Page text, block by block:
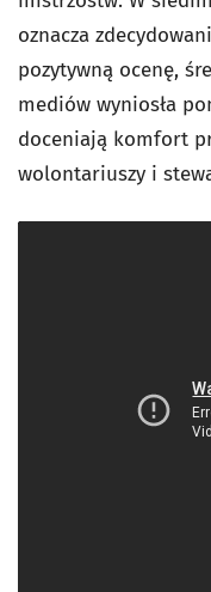
oznacza
pozytywną ocenę,
mediów wyniosła
doceniają komfort
wolontariuszy i